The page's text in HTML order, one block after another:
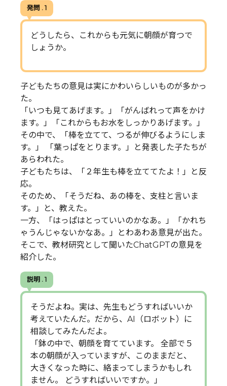
発問 . 1
どうしたら、これからも元気に朝顔が育つで
しょうか。
子どもたちの意見は実にかわいらしいものが多かっ
た。
「いつも見てあげます。」「がんばれって声をかけ
ます。」「これからもお水をしっかりあげます。」
その中で、「棒を立てて、つるが伸びるようにしま
す。」 「葉っぱをとります。」と発表した子たちが
あらわれた。
子どもたちは、「２年生も棒を立ててたよ！」と反
応。
そのため、「そうだね、あの棒を、支柱と言いま
す。」と、教えた。
一方、「はっぱはとっていいのかなあ。」「かれち
ゃうんじゃないかなあ。」とわあわあ意見が出た。
そこで、教材研究として聞いたChatGPTの意見を
紹介した。
説明 . 1
そうだよね。実は、先生もどうすればいいか
考えていたんだ。だから、AI（ロボット）に
相談してみたんだよ。
「鉢の中で、朝顔を育てています。 全部で５
本の朝顔が入っていますが、このままだと、
大きくなった時に、絡まってしまうかもしれ
ません。 どうすればいいですか。」